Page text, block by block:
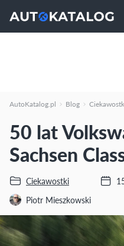
AutoKatalog.pl Blog
50 lat
Sachsen
Ciekawostki
Piotr Mieszkowski